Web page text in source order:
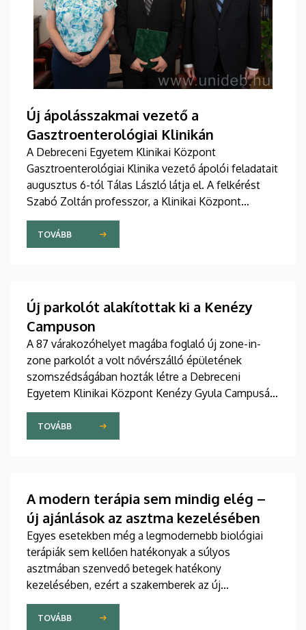
Új ápolásszakmai vezető a
Gasztroenterológiai Klinikán
A Debreceni Egyetem Klinikai Központ
Gasztroenterológiai Klinika vezető ápolói feladatait
augusztus 6-tól Tálas László látja el. A felkérést
Szabó Zoltán professzor, a Klinikai Központ
elnöke, valamint Szőllősi Anna ápolási és
szakdolgozói igazgató adta át pénteken
ünnepélyes keretek között az Elnöki Hivatalban.
TOVÁBB
Új parkolót alakítottak ki a Kenézy
Campuson
A 87 várakozóhelyet magába foglaló új zone-in-
zone parkolót a volt nővérszálló épületének
szomszédságában hozták létre a Debreceni
Egyetem Klinikai Központ Kenézy Gyula Campusán.
Az új területet várhatóan augusztusban nyitják meg
a járművek előtt.
TOVÁBB
A modern terápia sem mindig elég –
új ajánlások az asztma kezelésében
Egyes esetekben még a legmodernebb biológiai
terápiák sem kellően hatékonyak a súlyos
asztmában szenvedő betegek hatékony
kezelésében, ezért a szakemberek az új
gyógyszerek kifejlesztésére irányuló kutatások
felgyorsítását sürgetik. A témában a közelmúltban
TOVÁBB